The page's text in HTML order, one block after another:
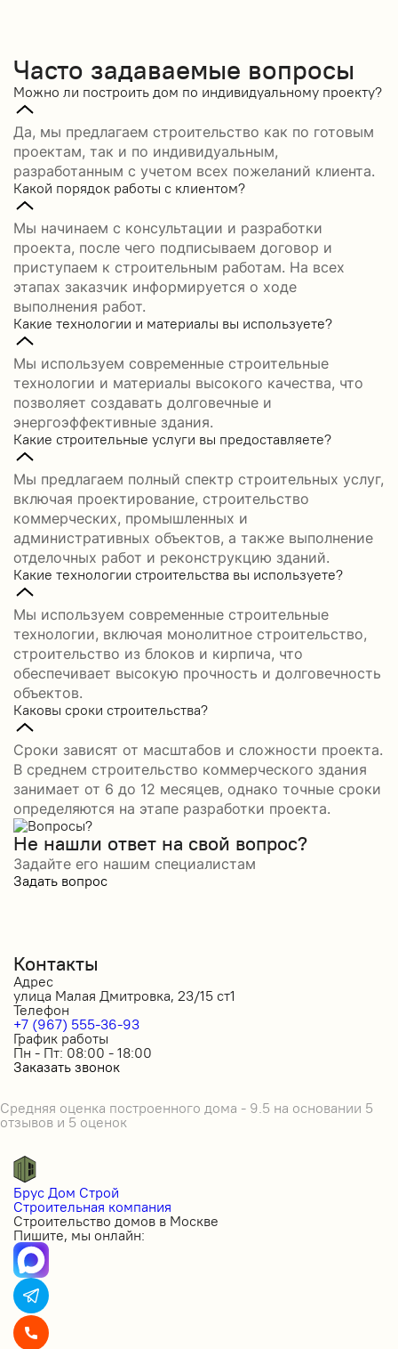
Часто задаваемые вопросы
Можно ли построить дом по индивидуальному проекту?
Да, мы предлагаем строительство как по готовым
проектам, так и по индивидуальным,
разработанным с учетом всех пожеланий клиента.
Какой порядок работы с клиентом?
Мы начинаем с консультации и разработки
проекта, после чего подписываем договор и
приступаем к строительным работам. На всех
этапах заказчик информируется о ходе
выполнения работ.
Какие технологии и материалы вы используете?
Мы используем современные строительные
технологии и материалы высокого качества, что
позволяет создавать долговечные и
энергоэффективные здания.
Какие строительные услуги вы предоставляете?
Мы предлагаем полный спектр строительных услуг,
включая проектирование, строительство
коммерческих, промышленных и
административных объектов, а также выполнение
отделочных работ и реконструкцию зданий.
Какие технологии строительства вы используете?
Мы используем современные строительные
технологии, включая монолитное строительство,
строительство из блоков и кирпича, что
обеспечивает высокую прочность и долговечность
объектов.
Каковы сроки строительства?
Сроки зависят от масштабов и сложности проекта.
В среднем строительство коммерческого здания
занимает от 6 до 12 месяцев, однако точные сроки
определяются на этапе разработки проекта.
Не нашли ответ на свой вопрос?
Задайте его нашим специалистам
Задать вопрос
Контакты
Адрес
улица Малая Дмитровка, 23/15 ст1
Телефон
+7 (967) 555-36-93
График работы
Пн - Пт: 08:00 - 18:00
Заказать звонок
Средняя оценка построенного дома - 9.5 на основании 5
отзывов и 5 оценок
Брус Дом Строй
Строительная компания
Строительство домов в Москве
Пишите, мы онлайн: